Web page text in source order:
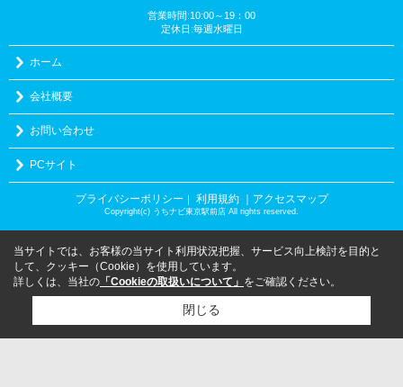
営業時間:10:00～19：00
定休日:毎週水曜日
ホーム
会社概要
お問い合わせ
PCサイト
プライバシーポリシー ｜ 利用規約 ｜アクセスマップ
Copyright(c) うちナビ東京駅前店 All rights reserved.
当サイトでは、お客様の当サイト利用状況把握、サービス向上検討を目的と
して、クッキー（Cookie）を使用しています。
詳しくは、当社の 「Cookieの取扱いについて」 をご確認ください。
閉じる